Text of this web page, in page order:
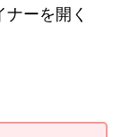
ーを開く